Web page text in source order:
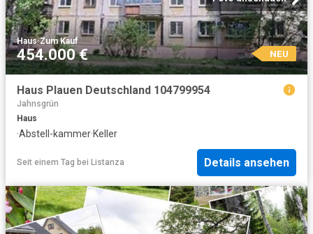
Haus·Zum Kauf
454.000 € NEU
Haus Plauen Deutschland 104799954
Jahnsgrün
Haus
·Abstell-kammer·Keller
Seit einem Tag bei Listanza Details ansehen